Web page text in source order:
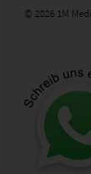
© 2026 1M